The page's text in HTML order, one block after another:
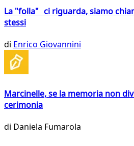
La "folla" ci riguarda, siamo
stessi
di Enrico Giovannini
Marcinelle, se la memoria non
cerimonia
di Daniela Fumarola